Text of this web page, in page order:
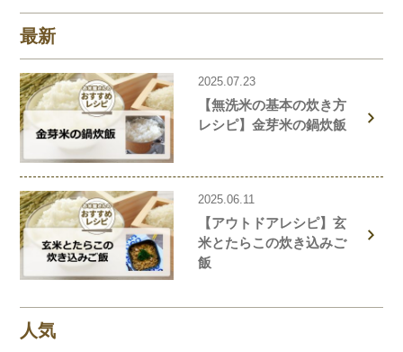
最新
2025.07.23
【無洗米の基本の炊き方
レシピ】金芽米の鍋炊飯
2025.06.11
【アウトドアレシピ】玄
米とたらこの炊き込みご
飯
人気